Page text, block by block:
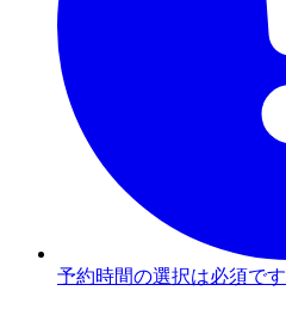
予約時間の選択は必須です